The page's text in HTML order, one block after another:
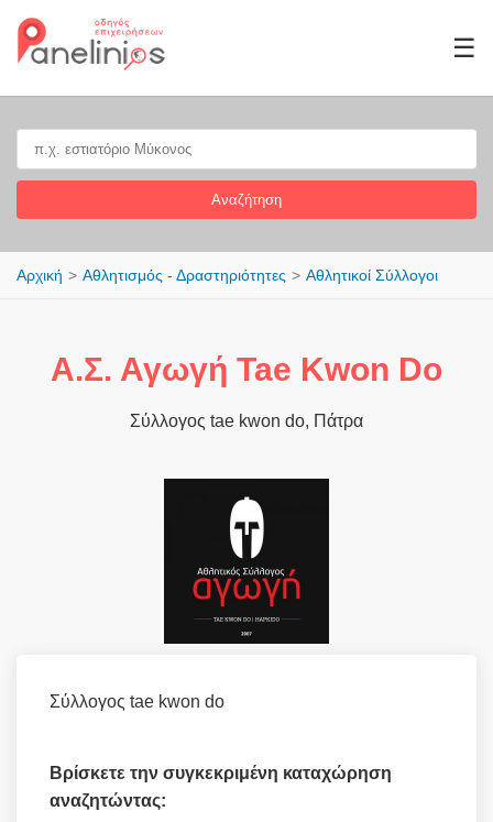
☰
Αναζήτηση
Αρχική Αθλητισμός - Δραστηριότητες Αθλητικoί Σύλλογοι
Α.Σ. Αγωγή Tae Kwon Do
Σύλλογος tae kwon do, Πάτρα
Σύλλογος tae kwon do
Βρίσκετε την συγκεκριμένη καταχώρηση
αναζητώντας: